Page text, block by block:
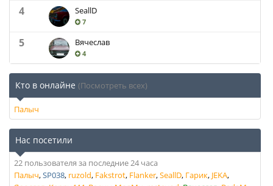
4 SeallD
7
5 Вячеслав
4
Кто в онлайне (Посмотреть всех)
Палыч
Нас посетили
22 пользователя за последние 24 часа
Палыч SP038 ruzold Fakstrot Flanker SeallD Гарик JEKA